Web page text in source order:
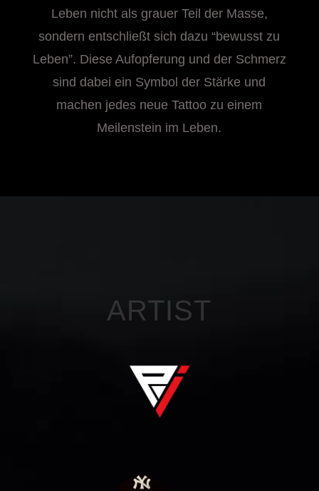
Leben nicht als grauer Teil der Masse,
sondern entschließt sich dazu “bewusst zu
Leben”. Diese Aufopferung und der Schmerz
sind dabei ein Symbol der Stärke und
machen jedes neue Tattoo zu einem
Meilenstein im Leben.
ARTIST